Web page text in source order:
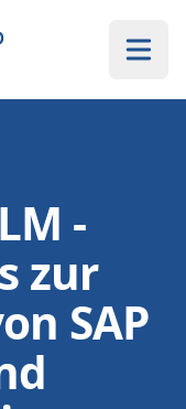
-
zur
SAP